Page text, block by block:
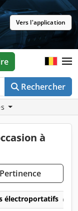
Vers l'application
Rechercher
à
électroportatifs